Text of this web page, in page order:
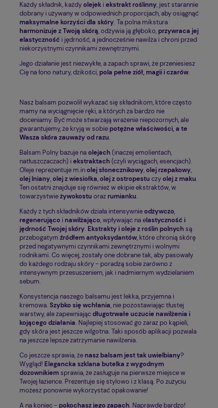
Każdy składnik, każdyolejek i ekstrakt roślinny, jest starannie
dobrany i używany w odpowiednich proporcjach, aby osiągnąć
maksymalne korzyści dla skóry. Ta polna mikstura
harmonizuje z Twoją skórą, odżywia ją głęboko, przywraca jej
elastyczność i jędrność, a jednocześnie nawilża i chroni przed
niekorzystnymi czynnikami zewnętrznymi.
Jego działanie jest niezwykłe, a zapach sprawi, że przeniesiesz
Cię na łono natury, dzikości, pola pełne ziół, magii i czarów.
Nasz balsam pozwolił wykazać się składnikom, które często
mamy na wyciągnięcie ręki, a których za bardzo nie
doceniamy. Być może stwarzają wrażenie niepozornych, ale
gwarantujemy, że kryją w sobie potężne właściwości, a te
Wasza skóra zauważy od razu.
Balsam Polny bazuje naolejach (inaczej emolientach,
natłuszczaczach) i ekstraktach (czyli wyciągach, esencjach).
Oleje reprezentuje m.inolej słonecznikowy,olej rzepakowy,
olej lniany,olej z wiesiołka,olej z ostropestu czyolej z maku.
Ten ostatni znajduje się również w ekipie ekstraktów, w
towarzystwieżywokostu oraz rumianku.
Każdy z tych składników działa intensywnieodżywczo,
regenerująco i nawilżająco, wpływając na elastyczność i
jędrność Twojej skóry. Ekstrakty i oleje z roślin polnych są
przebogatym źródłem antyoksydantów, które chronią skórę
przed negatywnymi czynnikami zewnętrznymi i wolnymi
rodnikami. Co więcej, zostały one dobrane tak, aby pasowały
do każdego rodzaju skóry - poradzą sobie zarówno z
intensywnym przesuszeniem, jak i nadmiernym wydzielaniem
sebum.
Konsystencja naszego balsamu jest lekka, przyjemna i
kremowa. Szybko się wchłania, nie pozostawiając tłustej
warstwy, ale zapewniającdługotrwałe uczucie nawilżenia i
kojącego działania. Najlepiej stosować go zaraz po kąpieli,
gdy skóra jest jeszcze wilgotna. Taki sposób aplikacji pozwala
na jeszcze lepsze zatrzymanie nawilżenia.
Co jeszcze sprawia, że nasz balsam jest tak uwielbiany?
Wygląd! Elegancka szklana butelka z wygodnym
dozownikiemsprawia, że zasługuje na pierwsze miejsce w
Twojej łazience. Prezentuje się stylowo i z klasą. Po zużyciu
możesz ponownie wykorzystać opakowanie!
A na koniec - pokochasz jego zapach. Naprawdę bardzo!